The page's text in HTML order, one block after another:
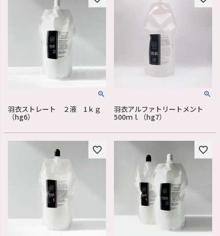
羽衣ストレート ２液 1ｋｇ
（hg6）
羽衣アルファトリートメント
500ｍｌ（hg7）